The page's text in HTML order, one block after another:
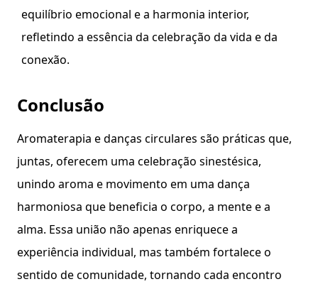
equilíbrio emocional e a harmonia interior,
refletindo a essência da celebração da vida e da
conexão.
Conclusão
Aromaterapia e danças circulares são práticas que,
juntas, oferecem uma celebração sinestésica,
unindo aroma e movimento em uma dança
harmoniosa que beneficia o corpo, a mente e a
alma. Essa união não apenas enriquece a
experiência individual, mas também fortalece o
sentido de comunidade, tornando cada encontro